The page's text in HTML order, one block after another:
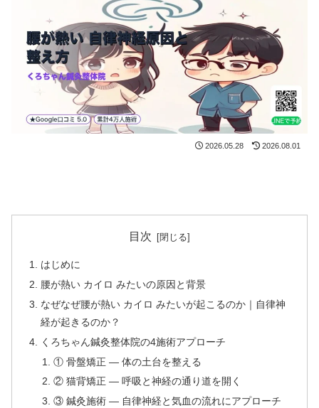
2026.05.28 2026.08.01
目次
はじめに
腰が熱い カイロ みたいの原因と背景
なぜなぜ腰が熱い カイロ みたいが起こるのか｜自律神
経が起きるのか？
くろちゃん鍼灸整体院の4施術アプローチ
① 骨盤矯正 — 体の土台を整える
② 猫背矯正 — 呼吸と神経の通り道を開く
③ 鍼灸施術 — 自律神経と気血の流れにアプローチ